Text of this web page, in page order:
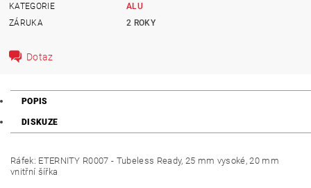
KATEGORIE
ALU
ZÁRUKA
2 ROKY
Dotaz
POPIS
DISKUZE
Ráfek: ETERNITY R0007 - Tubeless Ready, 25 mm vysoké, 20 mm
vnitřní šířka